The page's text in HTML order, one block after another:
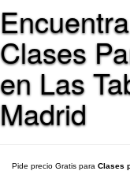
Clases
en Las
Madrid
Pide precio Gratis para Clases